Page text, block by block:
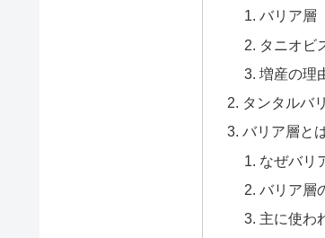
バリア層
タニオビ
増産の理
タンタルバ
バリア層と
なぜバリ
バリア層
主に使わ